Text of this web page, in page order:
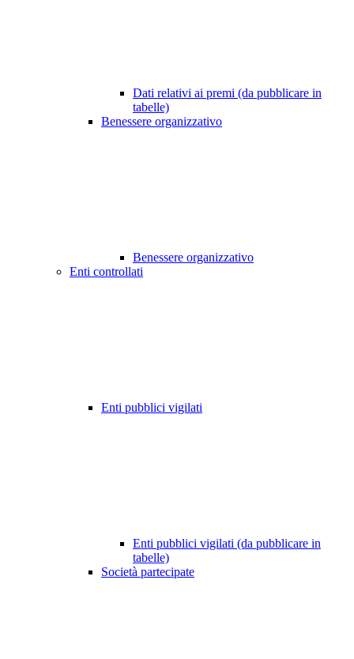
Dati relativi ai premi (da pubblicare in
tabelle)
Benessere organizzativo
Benessere organizzativo
Enti controllati
Enti pubblici vigilati
Enti pubblici vigilati (da pubblicare in
tabelle)
Società partecipate